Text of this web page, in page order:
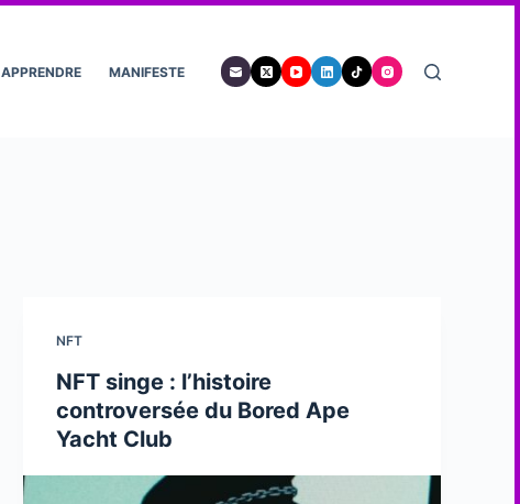
APPRENDRE MANIFESTE
NFT
NFT singe : l’histoire
controversée du Bored Ape
Yacht Club